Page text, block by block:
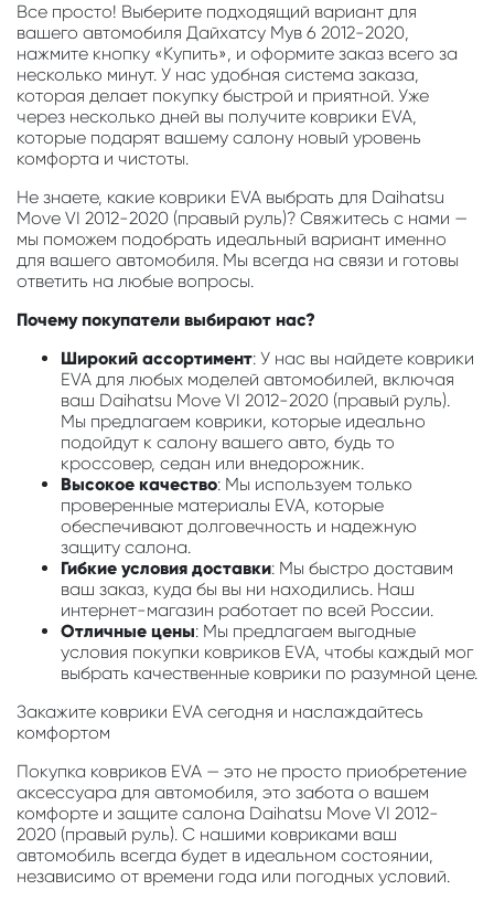
Все просто! Выберите подходящий вариант для
вашего автомобиля Дайхатсу Мув 6 2012-2020,
нажмите кнопку «Купить», и оформите заказ всего за
несколько минут. У нас удобная система заказа,
которая делает покупку быстрой и приятной. Уже
через несколько дней вы получите коврики EVA,
которые подарят вашему салону новый уровень
комфорта и чистоты.
Не знаете, какие коврики EVA выбрать для Daihatsu
Move VI 2012-2020 (правый руль)? Свяжитесь с нами —
мы поможем подобрать идеальный вариант именно
для вашего автомобиля. Мы всегда на связи и готовы
ответить на любые вопросы.
Почему покупатели выбирают нас?
Широкий ассортимент: У нас вы найдете коврики
EVA для любых моделей автомобилей, включая
ваш Daihatsu Move VI 2012-2020 (правый руль).
Мы предлагаем коврики, которые идеально
подойдут к салону вашего авто, будь то
кроссовер, седан или внедорожник.
Высокое качество: Мы используем только
проверенные материалы EVA, которые
обеспечивают долговечность и надежную
защиту салона.
Гибкие условия доставки: Мы быстро доставим
ваш заказ, куда бы вы ни находились. Наш
интернет-магазин работает по всей России.
Отличные цены: Мы предлагаем выгодные
условия покупки ковриков EVA, чтобы каждый мог
выбрать качественные коврики по разумной цене.
Закажите коврики EVA сегодня и наслаждайтесь
комфортом
Покупка ковриков EVA — это не просто приобретение
аксессуара для автомобиля, это забота о вашем
комфорте и защите салона Daihatsu Move VI 2012-
2020 (правый руль). С нашими ковриками ваш
автомобиль всегда будет в идеальном состоянии,
независимо от времени года или погодных условий.